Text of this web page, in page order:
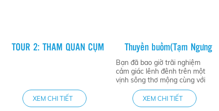
TOUR 2: THAM QUAN CỤM
Động)
XEM CHI TIẾT
Thuyền buồm(Tạm Ngưng
Hoạt Động)
Bạn đã bao giờ trãi nghiệm
cảm giác lênh đênh trên một
vịnh sông thơ mộng cùng với
những chiếc thuyền buồm
catamaran đầy màu sắc và thả
tâm hồn mình vào mây trời
XEM CHI TIẾT